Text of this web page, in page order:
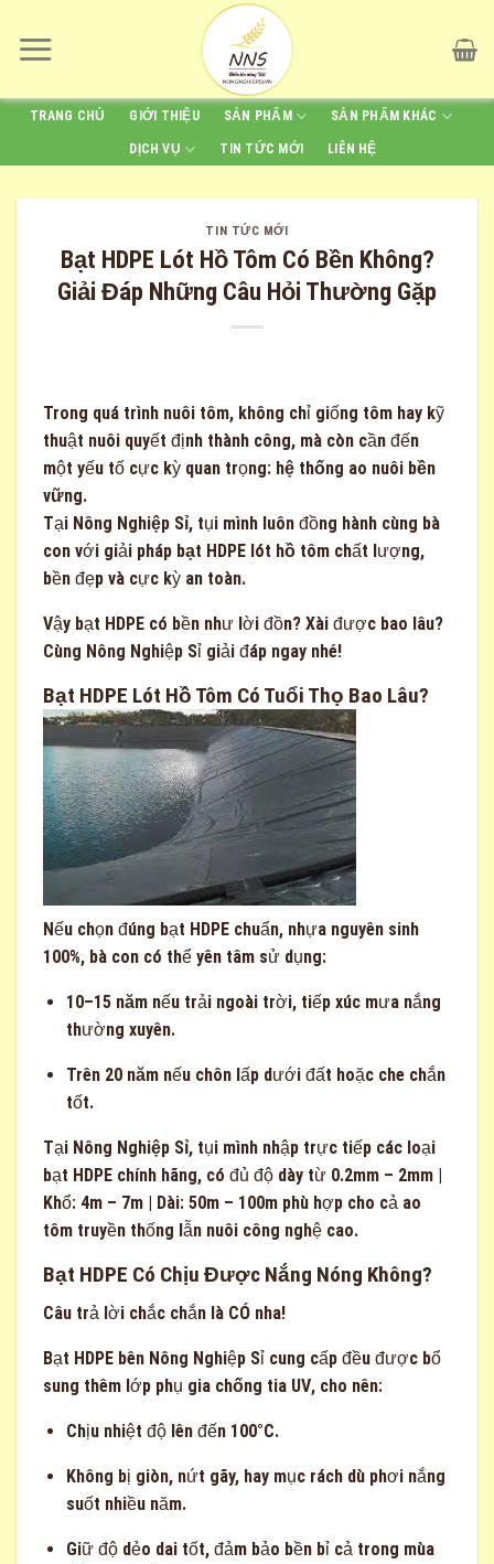
content
TRANG CHỦ GIỚI THIỆU SẢN PHẨM SẢN PHẨM KHÁC
DỊCH VỤ TIN TỨC MỚI LIÊN HỆ
TIN TỨC MỚI
Bạt HDPE Lót Hồ Tôm Có Bền Không?
Giải Đáp Những Câu Hỏi Thường Gặp
Trong quá trình nuôi tôm, không chỉ giống tôm hay kỹ
thuật nuôi quyết định thành công, mà còn cần đến
một yếu tố cực kỳ quan trọng: hệ thống ao nuôi bền
vững.
Tại Nông Nghiệp Sỉ, tụi mình luôn đồng hành cùng bà
con với giải pháp bạt HDPE lót hồ tôm chất lượng,
bền đẹp và cực kỳ an toàn.
Vậy bạt HDPE có bền như lời đồn? Xài được bao lâu?
Cùng Nông Nghiệp Sỉ giải đáp ngay nhé!
Bạt HDPE Lót Hồ Tôm Có Tuổi Thọ Bao Lâu?
Nếu chọn đúng bạt HDPE chuẩn, nhựa nguyên sinh
100%, bà con có thể yên tâm sử dụng:
10–15 nămnếu trải ngoài trời, tiếp xúc mưa nắng
thường xuyên.
Trên 20 nămnếu chôn lấp dưới đất hoặc che chắn
tốt.
Tại Nông Nghiệp Sỉ, tụi mình nhập trực tiếp các loại
bạt HDPE chính hãng, có đủ độ dày từ 0.2mm – 2mm |
Khổ: 4m – 7m | Dài: 50m – 100m phù hợp cho cả ao
tôm truyền thống lẫn nuôi công nghệ cao.
Bạt HDPE Có Chịu Được Nắng Nóng Không?
Câu trả lời chắc chắn là CÓ nha!
Bạt HDPE bên Nông Nghiệp Sỉ cung cấp đều được bổ
sung thêm lớp phụ gia chống tia UV, cho nên:
Chịu nhiệt độ lên đến 100°C.
Không bị giòn, nứt gãy, hay mục rách dù phơi nắng
suốt nhiều năm.
Giữ độ dẻo dai tốt, đảm bảo bền bỉ cả trong mùa